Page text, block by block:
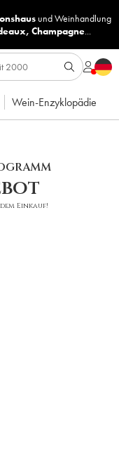
undWeinhandlung
, Champagne...
Wein-Enzyklopädie
Einkauf!